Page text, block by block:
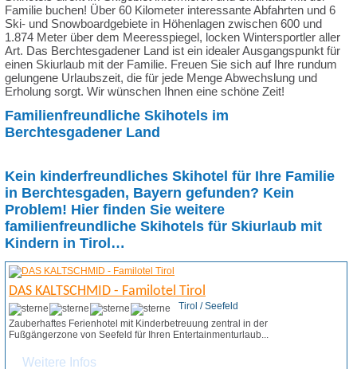
Familie buchen! Über 60 Kilometer interessante Abfahrten und 6
Ski- und Snowboardgebiete in Höhenlagen zwischen 600 und
1.874 Meter über dem Meeresspiegel, locken Wintersportler aller
Art. Das Berchtesgadener Land ist ein idealer Ausgangspunkt für
einen Skiurlaub mit der Familie. Freuen Sie sich auf Ihre rundum
gelungene Urlaubszeit, die für jede Menge Abwechslung und
Erholung sorgt. Wir wünschen Ihnen eine schöne Zeit!
Familienfreundliche Skihotels im
Berchtesgadener Land
Kein kinderfreundliches Skihotel für Ihre Familie
in Berchtesgaden, Bayern gefunden? Kein
Problem! Hier finden Sie weitere
familienfreundliche Skihotels für Skiurlaub mit
Kindern in Tirol…
DAS KALTSCHMID - Familotel Tirol
Tirol / Seefeld
Zauberhaftes Ferienhotel mit Kinderbetreuung zentral in der
Fußgängerzone von Seefeld für Ihren Entertainmenturlaub...
Weitere Infos